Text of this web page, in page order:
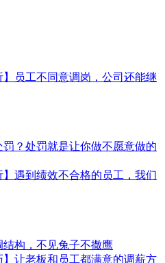
】员工不同意调岗，公司还能继
？处罚就是让你做不愿意做的
】遇到绩效不合格的员工，我们
结构，不见兔子不撒鹰
】让老板和员工都满意的调薪方